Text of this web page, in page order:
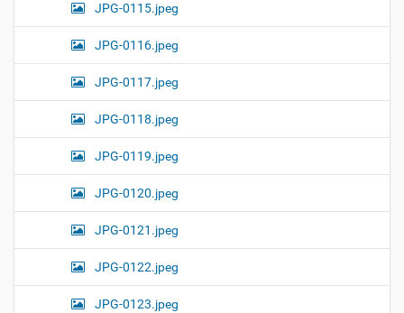
JPG-0115.jpeg
JPG-0116.jpeg
JPG-0117.jpeg
JPG-0118.jpeg
JPG-0119.jpeg
JPG-0120.jpeg
JPG-0121.jpeg
JPG-0122.jpeg
JPG-0123.jpeg